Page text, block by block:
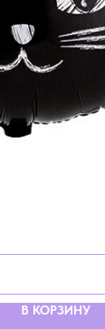
В КОРЗИНУ